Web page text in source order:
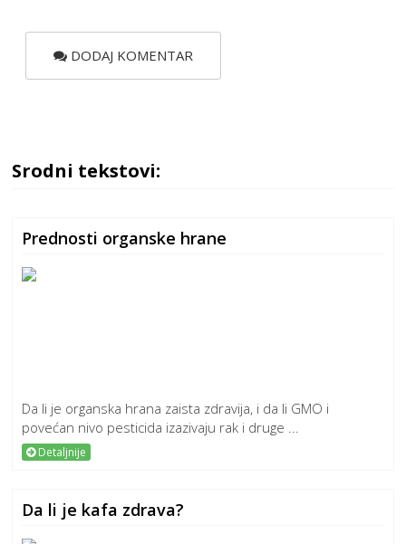
DODAJ KOMENTAR
Srodni tekstovi:
Prednosti organske hrane
Da li je organska hrana zaista zdravija, i da li GMO i
povećan nivo pesticida izazivaju rak i druge ...
Detaljnije
Da li je kafa zdrava?